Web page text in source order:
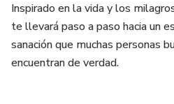
Inspirado en la vida y los
te llevará paso a paso hacia un
sanación que muchas personas
encuentran de verdad.